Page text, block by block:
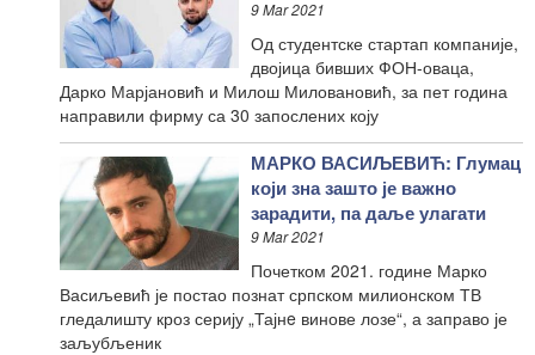
9 Mar 2021
Од студентске стартап компаније,
двојица бивших ФОН-оваца,
Дарко Марјановић и Милош Миловановић, за пет година
направили фирму са 30 запослених коју
МАРКО ВАСИЉЕВИЋ: Глумац
који зна зашто је важно
зарадити, па даље улагати
9 Mar 2021
Почетком 2021. године Марко
Васиљевић је постао познат српском милионском ТВ
гледалишту кроз серију „Тајнe винове лозе“, а заправо је
заљубљеник